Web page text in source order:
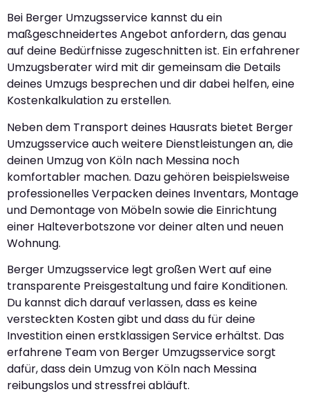
Bei Berger Umzugsservice kannst du ein
maßgeschneidertes Angebot anfordern, das genau
auf deine Bedürfnisse zugeschnitten ist. Ein erfahrener
Umzugsberater wird mit dir gemeinsam die Details
deines Umzugs besprechen und dir dabei helfen, eine
Kostenkalkulation zu erstellen.
Neben dem Transport deines Hausrats bietet Berger
Umzugsservice auch weitere Dienstleistungen an, die
deinen Umzug von Köln nach Messina noch
komfortabler machen. Dazu gehören beispielsweise
professionelles Verpacken deines Inventars, Montage
und Demontage von Möbeln sowie die Einrichtung
einer Halteverbotszone vor deiner alten und neuen
Wohnung.
Berger Umzugsservice legt großen Wert auf eine
transparente Preisgestaltung und faire Konditionen.
Du kannst dich darauf verlassen, dass es keine
versteckten Kosten gibt und dass du für deine
Investition einen erstklassigen Service erhältst. Das
erfahrene Team von Berger Umzugsservice sorgt
dafür, dass dein Umzug von Köln nach Messina
reibungslos und stressfrei abläuft.